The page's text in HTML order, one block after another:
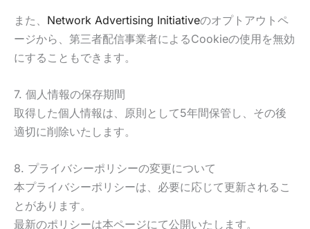
また、 Network Advertising Initiativeのオプトアウトペ
ージから、第三者配信事業者によるCookieの使用を無効
にすることもできます。
7. 個人情報の保存期間
取得した個人情報は、原則として5年間保管し、その後
適切に削除いたします。
8. プライバシーポリシーの変更について
本プライバシーポリシーは、必要に応じて更新されるこ
とがあります。
最新のポリシーは本ページにて公開いたします。